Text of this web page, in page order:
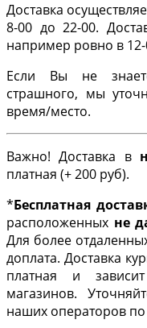
Доставка
8-00 до 22-00.
например ровно в 12-
Если Вы не
страшного, мы
время/место.
Важно! Доставка в
платная (+ 200 руб).
*Бесплатная
расположенных не
Для более
доплата. Доставка
платная и
магазинов.
наших операторов